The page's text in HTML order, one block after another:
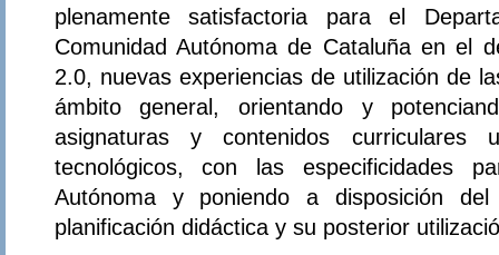
plenamente satisfactoria para el
Comunidad Autónoma de Cataluña en el
2.0, nuevas experiencias de utilización de
ámbito general, orientando y
asignaturas y contenidos curriculares
tecnológicos, con las especificidades
Autónoma y poniendo a disposición
planificación didáctica y su posterior